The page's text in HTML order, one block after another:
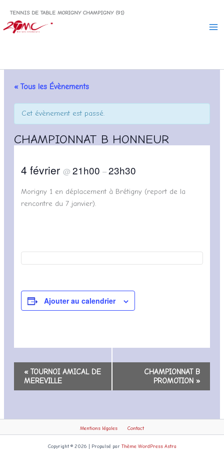
contenu
TENNIS DE TABLE MORIGNY CHAMPIGNY (91)
« Tous les Évènements
Cet évènement est passé.
CHAMPIONNAT B HONNEUR
4 février@21h00–23h30
Morigny 1 en déplacement à Brétigny (report de la
rencontre du 7 janvier).
Ajouter au calendrier
Navigation
Évènement
«TOURNOI AMICAL DE
MEREVILLE
CHAMPIONNAT B
PROMOTION»
Mentions légales Contact
Copyright © 2026 | Propulsé par Thème WordPress Astra